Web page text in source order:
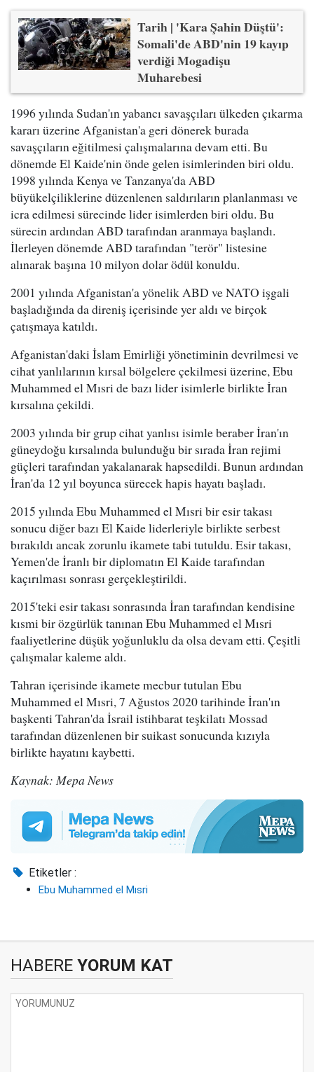
Tarih | 'Kara Şahin Düştü':
Somali'de ABD'nin 19 kayıp
verdiği Mogadişu
Muharebesi
1996 yılında Sudan'ın yabancı savaşçıları ülkeden çıkarma
kararı üzerine Afganistan'a geri dönerek burada
savaşçıların eğitilmesi çalışmalarına devam etti. Bu
dönemde El Kaide'nin önde gelen isimlerinden biri oldu.
1998 yılında Kenya ve Tanzanya'da ABD
büyükelçiliklerine düzenlenen saldırıların planlanması ve
icra edilmesi sürecinde lider isimlerden biri oldu. Bu
sürecin ardından ABD tarafından aranmaya başlandı.
İlerleyen dönemde ABD tarafından "terör" listesine
alınarak başına 10 milyon dolar ödül konuldu.
2001 yılında Afganistan'a yönelik ABD ve NATO işgali
başladığında da direniş içerisinde yer aldı ve birçok
çatışmaya katıldı.
Afganistan'daki İslam Emirliği yönetiminin devrilmesi ve
cihat yanlılarının kırsal bölgelere çekilmesi üzerine, Ebu
Muhammed el Mısri de bazı lider isimlerle birlikte İran
kırsalına çekildi.
2003 yılında bir grup cihat yanlısı isimle beraber İran'ın
güneydoğu kırsalında bulunduğu bir sırada İran rejimi
güçleri tarafından yakalanarak hapsedildi. Bunun ardından
İran'da 12 yıl boyunca sürecek hapis hayatı başladı.
2015 yılında Ebu Muhammed el Mısri bir esir takası
sonucu diğer bazı El Kaide liderleriyle birlikte serbest
bırakıldı ancak zorunlu ikamete tabi tutuldu. Esir takası,
Yemen'de İranlı bir diplomatın El Kaide tarafından
kaçırılması sonrası gerçekleştirildi.
2015'teki esir takası sonrasında İran tarafından kendisine
kısmi bir özgürlük tanınan Ebu Muhammed el Mısri
faaliyetlerine düşük yoğunluklu da olsa devam etti. Çeşitli
çalışmalar kaleme aldı.
Tahran içerisinde ikamete mecbur tutulan Ebu
Muhammed el Mısri, 7 Ağustos 2020 tarihinde İran'ın
başkenti Tahran'da İsrail istihbarat teşkilatı Mossad
tarafından düzenlenen bir suikast sonucunda kızıyla
birlikte hayatını kaybetti.
Kaynak: Mepa News
Etiketler :
Ebu Muhammed el Mısri
HABERE YORUM KAT